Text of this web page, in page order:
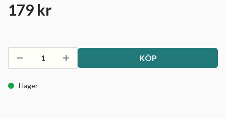
179 kr
KÖP
I lager